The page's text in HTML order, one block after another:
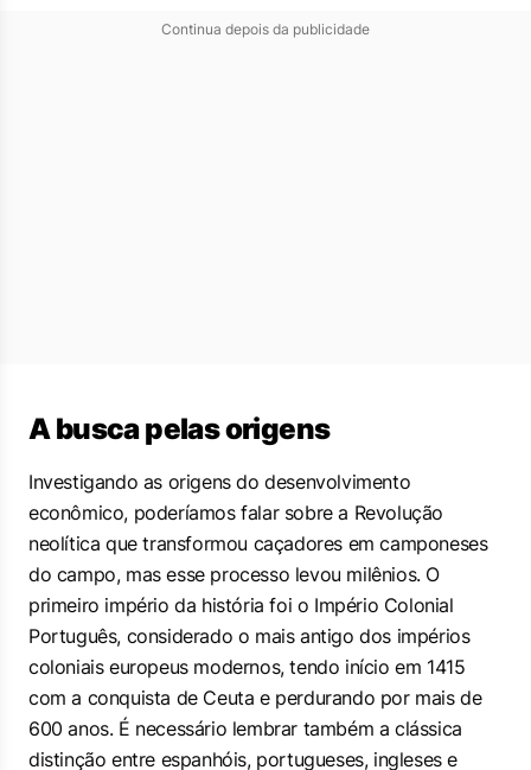
Continua depois da publicidade
A busca pelas origens
Investigando as origens do desenvolvimento
econômico, poderíamos falar sobre a Revolução
neolítica que transformou caçadores em camponeses
do campo, mas esse processo levou milênios. O
primeiro império da história foi o Império Colonial
Português, considerado o mais antigo dos impérios
coloniais europeus modernos, tendo início em 1415
com a conquista de Ceuta e perdurando por mais de
600 anos. É necessário lembrar também a clássica
distinção entre espanhóis, portugueses, ingleses e